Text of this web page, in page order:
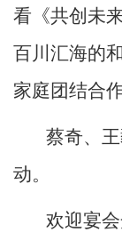
看《共创未
百川汇海的
家庭团结合
蔡奇、
动。
欢迎宴